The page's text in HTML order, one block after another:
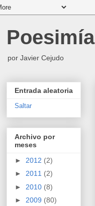
Poesimía
por Javier Cejudo
Entrada aleatoria
Saltar
Archivo por
meses
► 2012 (2)
► 2011 (2)
► 2010 (8)
► 2009 (80)